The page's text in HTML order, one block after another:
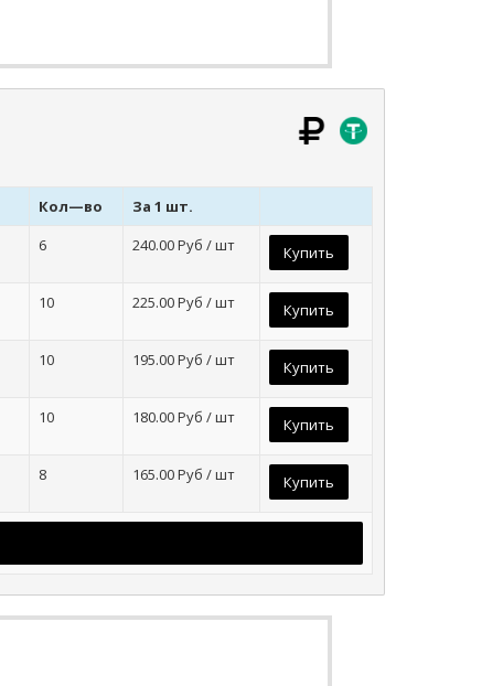
Кол—во
За 1 шт.
6 240.00Руб / шт Купить
10 225.00Руб / шт Купить
10 195.00Руб / шт Купить
10 180.00Руб / шт Купить
8 165.00Руб / шт Купить